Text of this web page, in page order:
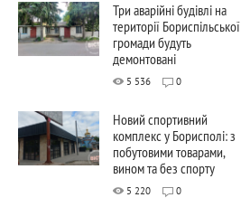
Три аварійні будівлі на
території Бориспільської
громади будуть
демонтовані
5 536 0
Новий спортивний
комплекс у Борисполі: з
побутовими товарами,
вином та без спорту
5 220 0